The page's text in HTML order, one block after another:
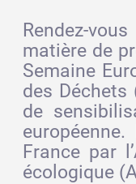
Rendez-
matière de
Semaine
des Déchets
de
France par
écologique